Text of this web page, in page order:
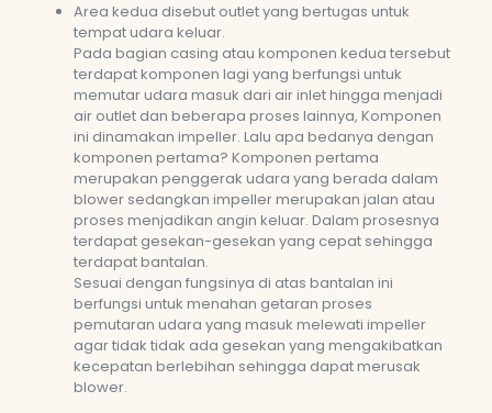
Area kedua disebut outlet yang bertugas untuk
tempat udara keluar.
Pada bagian casing atau komponen kedua tersebut
terdapat komponen lagi yang berfungsi untuk
memutar udara masuk dari air inlet hingga menjadi
air outlet dan beberapa proses lainnya, Komponen
ini dinamakan impeller. Lalu apa bedanya dengan
komponen pertama? Komponen pertama
merupakan penggerak udara yang berada dalam
blower sedangkan impeller merupakan jalan atau
proses menjadikan angin keluar. Dalam prosesnya
terdapat gesekan-gesekan yang cepat sehingga
terdapat bantalan.
Sesuai dengan fungsinya di atas bantalan ini
berfungsi untuk menahan getaran proses
pemutaran udara yang masuk melewati impeller
agar tidak tidak ada gesekan yang mengakibatkan
kecepatan berlebihan sehingga dapat merusak
blower.